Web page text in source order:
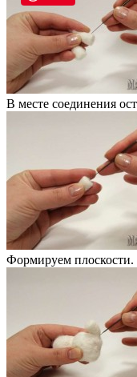
В месте соединения
Формируем плоскости.